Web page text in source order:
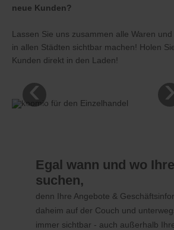
neue Kunden?
Lassen Sie uns zusammen alle Waren
in allen Städten sichtbar machen! Holen
Kunden direkt in den Laden!
‹
Egal wann und wo
suchen,
denn Ihre Angebote &
daheim auf der Couch und
immer sichtbar - auch außerhalb